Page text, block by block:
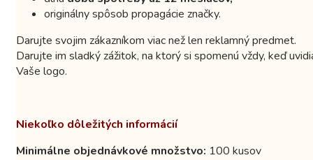
originálny spôsob propagácie značky.
Darujte svojim zákazníkom viac než len reklamný predmet.
Darujte im sladký zážitok, na ktorý si spomenú vždy, keď
Vaše logo.
Niekoľko dôležitých informácií
Minimálne objednávkové množstvo: 100 kusov